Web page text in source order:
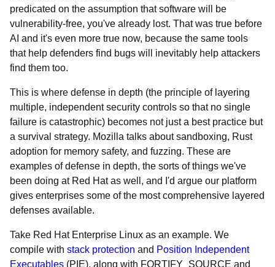
predicated on the assumption that software will be
vulnerability-free, you've already lost. That was true before
AI and it's even more true now, because the same tools
that help defenders find bugs will inevitably help attackers
find them too.
This is where defense in depth (the principle of layering
multiple, independent security controls so that no single
failure is catastrophic) becomes not just a best practice but
a survival strategy. Mozilla talks about sandboxing, Rust
adoption for memory safety, and fuzzing. These are
examples of defense in depth, the sorts of things we've
been doing at Red Hat as well, and I'd argue our platform
gives enterprises some of the most comprehensive layered
defenses available.
Take Red Hat Enterprise Linux as an example. We
compile with stack protection and Position Independent
Executables (PIE), along with FORTIFY_SOURCE and